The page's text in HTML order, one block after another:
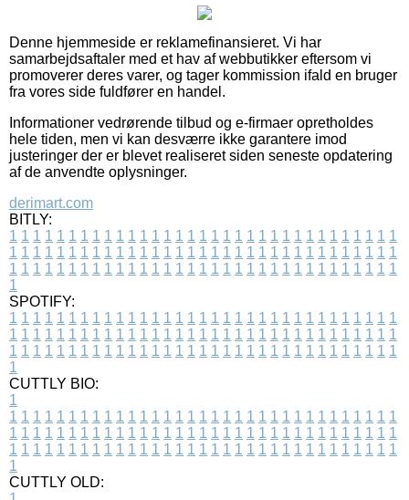
Denne hjemmeside er reklamefinansieret. Vi har
samarbejdsaftaler med et hav af webbutikker eftersom vi
promoverer deres varer, og tager kommission ifald en bruger
fra vores side fuldfører en handel.
Informationer vedrørende tilbud og e-firmaer opretholdes
hele tiden, men vi kan desværre ikke garantere imod
justeringer der er blevet realiseret siden seneste opdatering
af de anvendte oplysninger.
derimart.com
BITLY:
1 1 1 1 1 1 1 1 1 1 1 1 1 1 1 1 1 1 1 1 1 1 1 1 1 1 1 1 1 1 1 1 1
1 1 1 1 1 1 1 1 1 1 1 1 1 1 1 1 1 1 1 1 1 1 1 1 1 1 1 1 1 1 1 1 1
1 1 1 1 1 1 1 1 1 1 1 1 1 1 1 1 1 1 1 1 1 1 1 1 1 1 1 1 1 1 1 1 1
1
SPOTIFY:
1 1 1 1 1 1 1 1 1 1 1 1 1 1 1 1 1 1 1 1 1 1 1 1 1 1 1 1 1 1 1 1 1
1 1 1 1 1 1 1 1 1 1 1 1 1 1 1 1 1 1 1 1 1 1 1 1 1 1 1 1 1 1 1 1 1
1 1 1 1 1 1 1 1 1 1 1 1 1 1 1 1 1 1 1 1 1 1 1 1 1 1 1 1 1 1 1 1 1
1
CUTTLY BIO:
1
1 1 1 1 1 1 1 1 1 1 1 1 1 1 1 1 1 1 1 1 1 1 1 1 1 1 1 1 1 1 1 1 1
1 1 1 1 1 1 1 1 1 1 1 1 1 1 1 1 1 1 1 1 1 1 1 1 1 1 1 1 1 1 1 1 1
1 1 1 1 1 1 1 1 1 1 1 1 1 1 1 1 1 1 1 1 1 1 1 1 1 1 1 1 1 1 1 1 1
1
CUTTLY OLD: